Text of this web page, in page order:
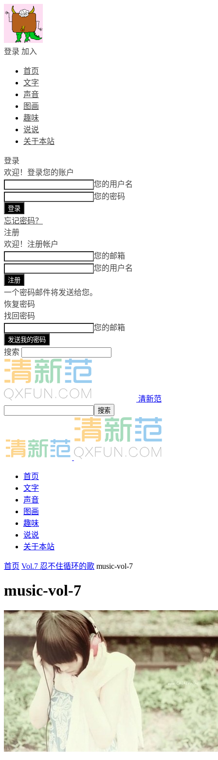
登录 加入
首页
文字
声音
图画
趣味
说说
关于本站
登录
欢迎！ 登录您的账户
您的用户名
您的密码
忘记密码？
注册
欢迎！ 注册帐户
您的邮箱
您的用户名
一个密码邮件将发送给您。
恢复密码
找回密码
您的邮箱
搜索
清新范
首页
文字
声音
图画
趣味
说说
关于本站
首页 Vol.7 忍不住循环的歌 music-vol-7
music-vol-7